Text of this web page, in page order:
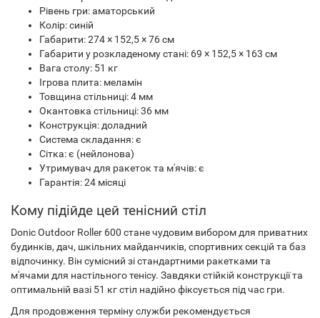
Рівень гри: аматорський
Колір: синій
Габарити: 274 × 152,5 × 76 см
Габарити у розкладеному стані: 69 × 152,5 × 163 см
Вага столу: 51 кг
Ігрова плита: меламін
Товщина стільниці: 4 мм
Окантовка стільниці: 36 мм
Конструкція: доладний
Система складання: є
Сітка: є (нейлонова)
Утримувач для ракеток та м'ячів: є
Гарантія: 24 місяці
Кому підійде цей тенісний стіл
Donic Outdoor Roller 600 стане чудовим вибором для приватних
будинків, дач, шкільних майданчиків, спортивних секцій та баз
відпочинку. Він сумісний зі стандартними ракетками та
м'ячами для настільного тенісу. Завдяки стійкій конструкції та
оптимальній вазі 51 кг стіл надійно фіксується під час гри.
Для продовження терміну служби рекомендується